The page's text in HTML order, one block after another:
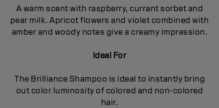
A warm scent with raspberry, currant sorbet and
pear milk. Apricot flowers and violet combined with
amber and woody notes give a creamy impression.
Ideal For
The Brilliance Shampoo is ideal to instantly bring
out color luminosity of colored and non-colored
hair.